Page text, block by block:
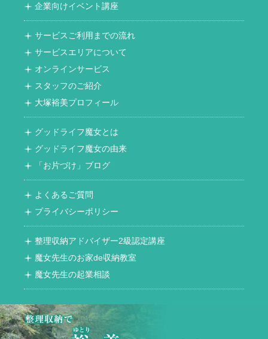
企業向けイベント講座
サービスご利用までの流れ
サービスエリアについて
オンラインサービス
スタッフのご紹介
大塚裕美プロフィール
グッドライフ魔女とは
グッドライフ魔女の由来
「お片づけ」ブログ
よくあるご質問
プライバシーポリシー
整理収納アドバイザー2級認定講座
魔女先生のお家de収納教室
魔女先生の起業相談